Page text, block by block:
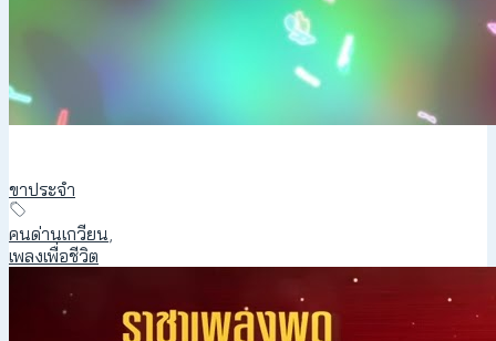
ขาประจำ
คนด่านเกวียน,
เพลงเพื่อชีวิต